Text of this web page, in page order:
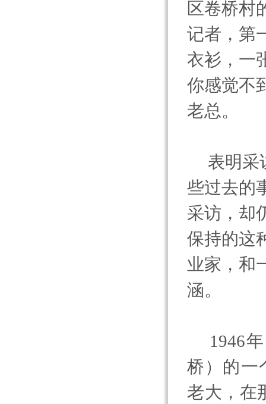
区卷桥村
记者，第
衣衫，一
你感觉不
老总。
表明采
些过去的
采访，却
保持的这
业家，和
涵。
1946
桥）的一
老大，在